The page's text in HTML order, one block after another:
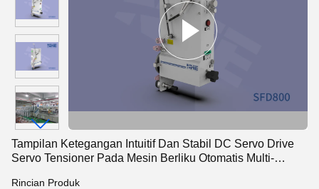
Tampilan Ketegangan Intuitif Dan Stabil DC Servo Drive
Servo Tensioner Pada Mesin Berliku Otomatis Multi-
Rincian Produk